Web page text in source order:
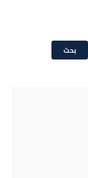
بحث